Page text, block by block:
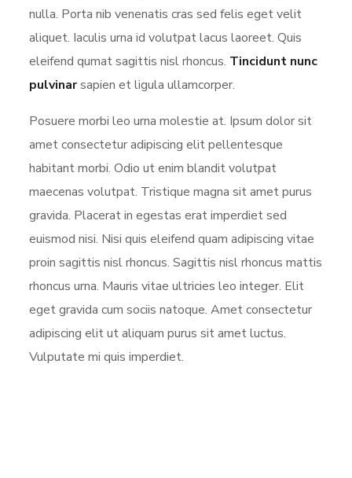
nulla. Porta nib venenatis cras sed felis eget velit
aliquet. Iaculis urna id volutpat lacus laoreet. Quis
eleifend qumat sagittis nisl rhoncus. Tincidunt nunc
pulvinarsapien et ligula ullamcorper.
Posuere morbi leo urna molestie at. Ipsum dolor sit
amet consectetur adipiscing elit pellentesque
habitant morbi. Odio ut enim blandit volutpat
maecenas volutpat. Tristique magna sit amet purus
gravida. Placerat in egestas erat imperdiet sed
euismod nisi. Nisi quis eleifend quam adipiscing vitae
proin sagittis nisl rhoncus. Sagittis nisl rhoncus mattis
rhoncus urna. Mauris vitae ultricies leo integer. Elit
eget gravida cum sociis natoque. Amet consectetur
adipiscing elit ut aliquam purus sit amet luctus.
Vulputate mi quis imperdiet.